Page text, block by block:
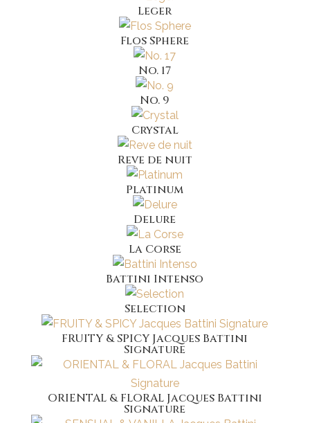
Leger
Flos Sphere
No. 17
No. 9
Crystal
Reve de nuit
Platinum
Delure
La Corse
Battini Intenso
Selection
FRUITY & SPICY Jacques Battini
Signature
ORIENTAL & FLORAL Jacques Battini
Signature